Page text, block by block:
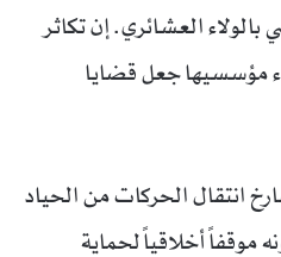
العشائري. إن تكاثر
مؤسسيها جعل قضايا
انتقال الحركات من الحياد
موقفاً أخلاقياً لحماية